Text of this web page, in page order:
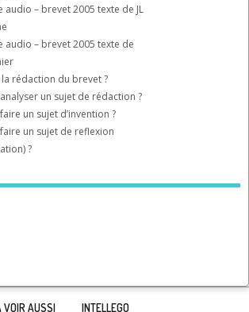
audio – brevet 2005 texte de JL
audio – brevet 2005 texte de
rédaction du brevet ?
un sujet de rédaction ?
un sujet d’invention ?
un sujet de reflexion
?
VOIR AUSSI INTELLEGO